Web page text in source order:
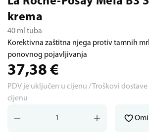
krema
40 ml tuba
Korektivna zaštitna njega protiv tamnih
ponovnog pojavljivanja
37,38 €
PDV je uključen u cijenu / Troškovi
cijenu